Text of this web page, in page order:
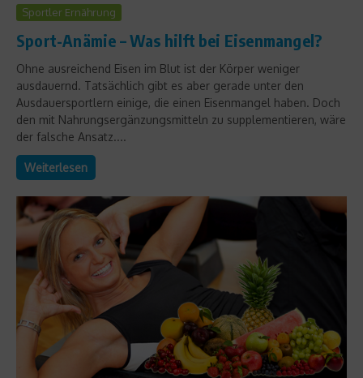
Sportler Ernährung
Sport-Anämie – Was hilft bei Eisenmangel?
Ohne ausreichend Eisen im Blut ist der Körper weniger
ausdauernd. Tatsächlich gibt es aber gerade unter den
Ausdauersportlern einige, die einen Eisenmangel haben. Doch
den mit Nahrungsergänzungsmitteln zu supplementieren, wäre
der falsche Ansatz....
Weiterlesen